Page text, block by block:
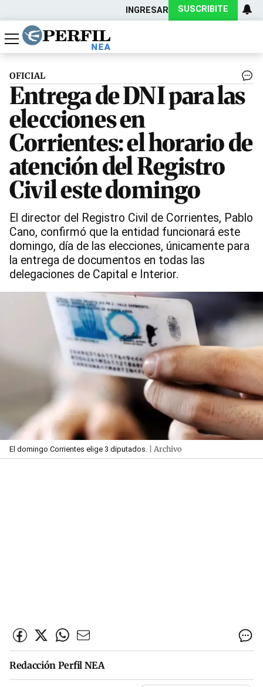
INGRESAR SUSCRIBITE
Política
Economía
Actualidad
OFICIAL
Entrega de DNI para las
elecciones en
Corrientes: el horario de
atención del Registro
Civil este domingo
El director del Registro Civil de Corrientes, Pablo
Cano, confirmó que la entidad funcionará este
domingo, día de las elecciones, únicamente para
la entrega de documentos en todas las
delegaciones de Capital e Interior.
El domingo Corrientes elige 3 diputados. | Archivo
Redacción Perfil NEA